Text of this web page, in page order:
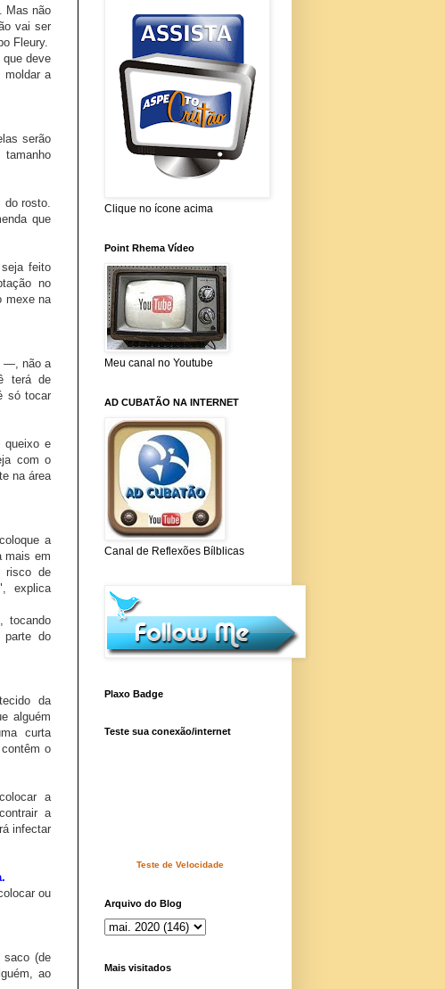
Mas não
vai ser
Fleury.
deve
moldar a
serão
do rosto.
que
feito
no
mexe na
—, não a
terá de
só tocar
queixo e
com o
na área
a
mais em
risco de
explica
tocando
parte do
da
alguém
curta
o
a
a
infectar
ou
saco (de
ao
Clique no ícone acima
Point Rhema Vídeo
Meu canal no Youtube
AD CUBATÃO NA INTERNET
Canal de Reflexões Bílblicas
Plaxo Badge
Teste sua conexão/internet
Teste de Velocidade
Arquivo do Blog
Mais visitados